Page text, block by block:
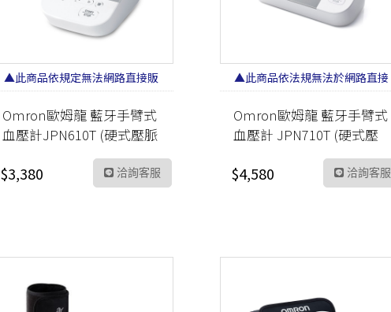
▲此商品依規定無法網路直接販
售 請加LINE洽詢▲
Omron歐姆龍 藍牙手臂式
血壓計JPN610T (硬式壓脈
$3,380 洽詢客服
▲此商品依法規無法於網路直接
販售 請加LINE洽詢▲
Omron歐姆龍 藍牙手臂式
血壓計 JPN710T (硬式壓
$4,580 洽詢客服